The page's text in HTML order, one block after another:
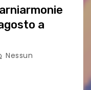
a
Nessun